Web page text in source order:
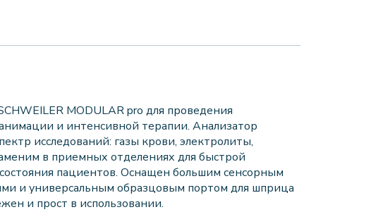
MODULAR pro для проведения
и интенсивной терапии. Анализатор
исследований: газы крови, электролиты,
в приемных отделениях для быстрой
пациентов. Оснащен большим сенсорным
и универсальным образцовым портом для шприца
и прост в использовании.